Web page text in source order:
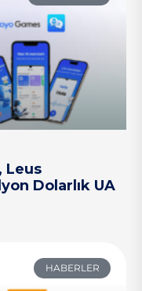
Leus
Dolarlık UA
HABERLER